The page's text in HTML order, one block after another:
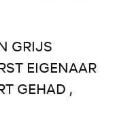
GRIJS
EIGENAAR
GEHAD ,